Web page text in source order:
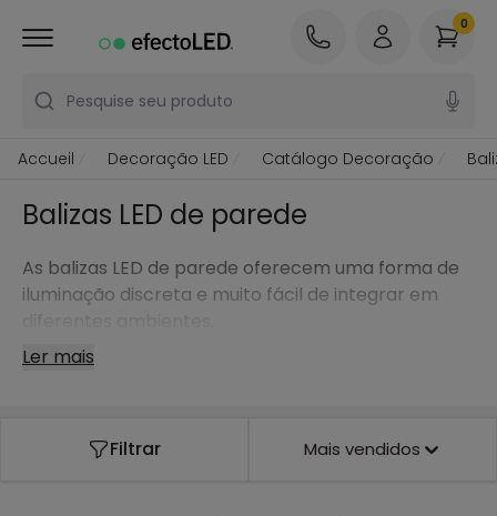
Pesquise seu produto
0
Accueil Decoração LED Catálogo Decoração
Balizas LED de parede
As balizas LED de parede oferecem uma forma de
iluminação discreta e muito fácil de integrar em
Ler mais
Filtrar Mais vendidos